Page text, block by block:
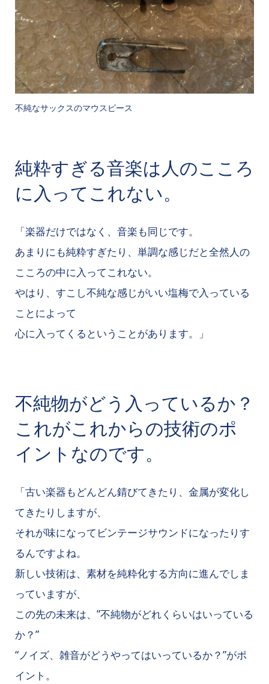
不純なサックスのマウスピース
純粋すぎる音楽は人のこころ
に入ってこれない。
「楽器だけではなく、音楽も同じです。
あまりにも純粋すぎたり、単調な感じだと全然人の
こころの中に入ってこれない。
やはり、すこし不純な感じがいい塩梅で入っている
ことによって
心に入ってくるということがあります。」
不純物がどう入っているか？
これがこれからの技術のポ
イントなのです。
「古い楽器もどんどん錆びてきたり、金属が変化し
てきたりしますが、
それが味になってビンテージサウンドになったりす
るんですよね。
新しい技術は、素材を純粋化する方向に進んでしま
っていますが、
この先の未来は、”不純物がどれくらいはいっている
か？”
“ノイズ、雑音がどうやってはいっているか？”がポ
イント。